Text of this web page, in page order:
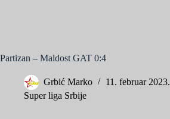
Partizan – Maldost GAT 0:4
Grbić Marko
11. februar 2023.
Super liga Srbije